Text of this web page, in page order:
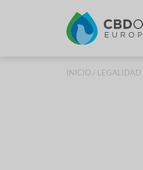
INICIO / LEGALIDAD